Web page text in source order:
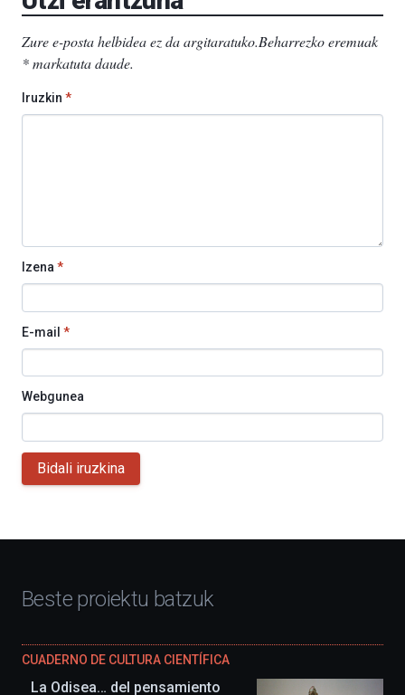
Zure e-posta helbidea ez da argitaratuko.Beharrezko eremuak
*markatuta daude.
Iruzkin *
Izena *
E-mail *
Webgunea
Bidali iruzkina
Beste proiektu batzuk
CUADERNO DE CULTURA CIENTÍFICA
La Odisea… del pensamiento